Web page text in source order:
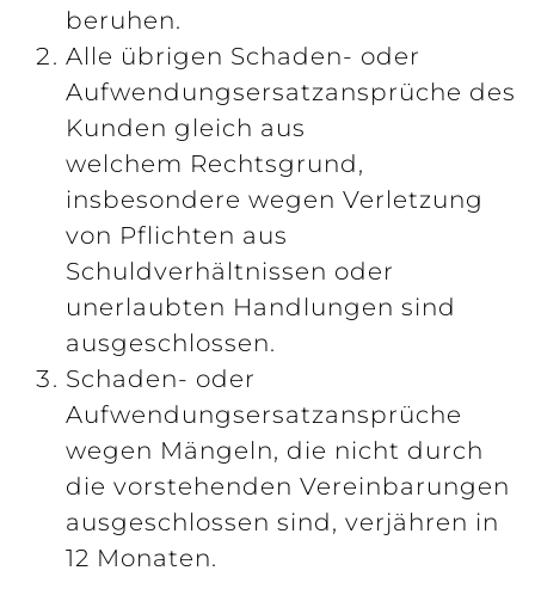
beruhen.
Alle übrigen Schaden- oder
Aufwendungsersatzansprüche des
Kunden gleich aus
welchem Rechtsgrund,
insbesondere wegen Verletzung
von Pflichten aus
Schuldverhältnissen oder
unerlaubten Handlungen sind
ausgeschlossen.
Schaden- oder
Aufwendungsersatzansprüche
wegen Mängeln, die nicht durch
die vorstehenden Vereinbarungen
ausgeschlossen sind, verjähren in
12 Monaten.